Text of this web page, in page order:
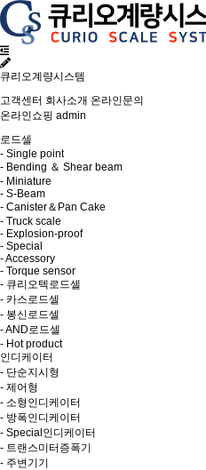
큐리오계량시스템
고객센터 회사소개 온라인문의
온라인쇼핑 admin
로드셀
- Single point
- Bending ＆ Shear beam
- Miniature
- S-Beam
- Canister＆Pan Cake
- Truck scale
- Explosion-proof
- Special
- Accessory
- Torque sensor
- 큐리오텍로드셀
- 카스로드셀
- 봉신로드셀
- AND로드셀
- Hot product
인디케이터
- 단순지시형
- 제어형
- 소형인디케이터
- 방폭인디케이터
- Special인디케이터
- 트랜스미터증폭기
- 주변기기